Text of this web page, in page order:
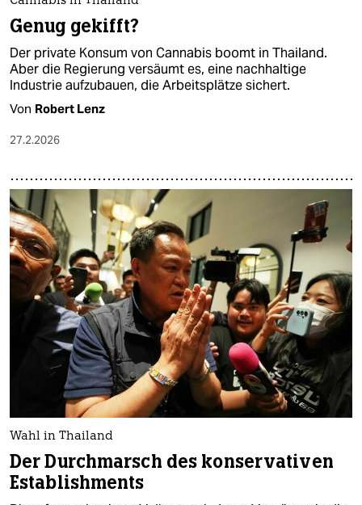
Genug gekifft?
Der private Konsum von Cannabis boomt in Thailand.
Aber die Regierung versäumt es, eine nachhaltige
Industrie aufzubauen, die Arbeitsplätze sichert.
Von Robert Lenz
27.2.2026
Wahl in Thailand
Der Durchmarsch des konservativen
Establishments